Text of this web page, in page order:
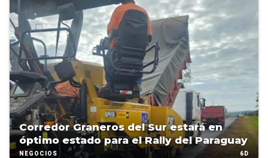
Corredor Graneros del Sur estará en
óptimo estado para el Rally del Paraguay
NEGOCIOS 6D